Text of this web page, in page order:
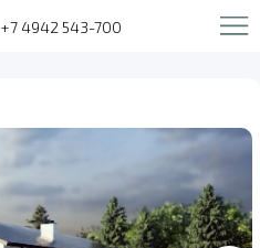
+7 4942 543-700